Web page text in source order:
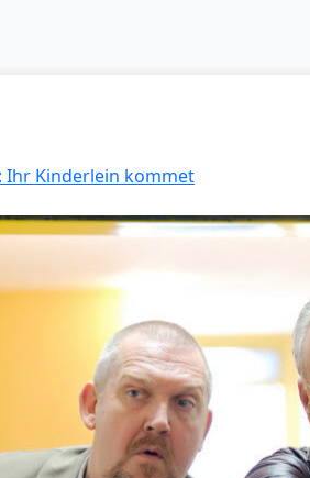
Ihr Kinderlein kommet